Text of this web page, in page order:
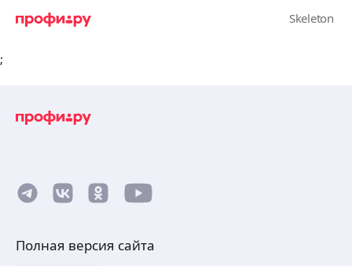
;
Полная версия сайта